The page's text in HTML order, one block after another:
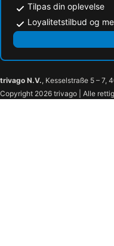
Tilpas din oplevelse
Loyalitetstilbud og
trivago N.V., Kesselstraße 5 – 7,
Copyright 2026 trivago | Alle